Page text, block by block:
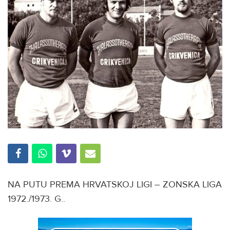
NA PUTU PREMA HRVATSKOJ LIGI – ZONSKA LIGA
1972./1973. G..